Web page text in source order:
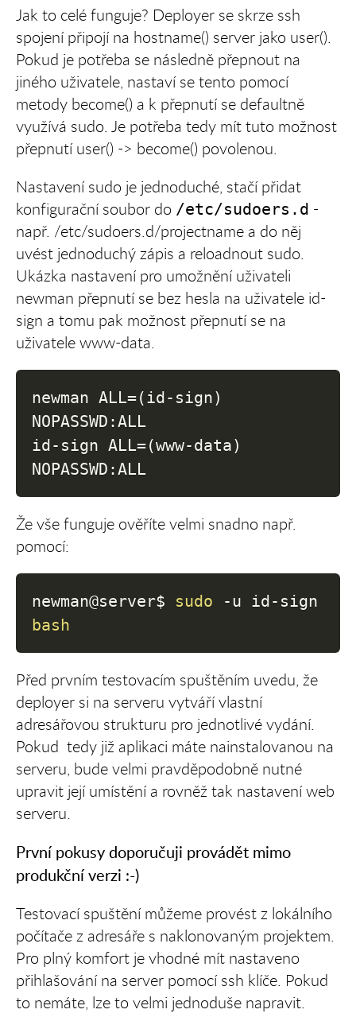
Jak to celé funguje? Deployer se skrze ssh
spojení připojí na hostname() server jako user().
Pokud je potřeba se následně přepnout na
jiného uživatele, nastaví se tento pomocí
metody become() a k přepnutí se defaultně
využívá sudo. Je potřeba tedy mít tuto možnost
přepnutí user() -> become() povolenou.
Nastavení sudo je jednoduché, stačí přidat
konfigurační soubor do /etc/sudoers.d -
např. /etc/sudoers.d/projectname a do něj
uvést jednoduchý zápis a reloadnout sudo.
Ukázka nastavení pro umožnění uživateli
newman přepnutí se bez hesla na uživatele id-
sign a tomu pak možnost přepnutí se na
uživatele www-data.
newman ALL=(id-sign)
NOPASSWD:ALL
id-sign ALL=(www-data)
NOPASSWD:ALL
Že vše funguje ověříte velmi snadno např.
pomocí:
newman@server$ sudo -u
bash
Před prvním testovacím spuštěním uvedu, že
deployer si na serveru vytváří vlastní
adresářovou strukturu pro jednotlivé vydání.
Pokud tedy již aplikaci máte nainstalovanou na
serveru, bude velmi pravděpodobně nutné
upravit její umístění a rovněž tak nastavení web
serveru.
První pokusy doporučuji provádět mimo
produkční verzi :-)
Testovací spuštění můžeme provést z lokálního
počítače z adresáře s naklonovaným projektem.
Pro plný komfort je vhodné mít nastaveno
přihlašování na server pomocí ssh klíče. Pokud
to nemáte, lze to velmi jednoduše napravit.